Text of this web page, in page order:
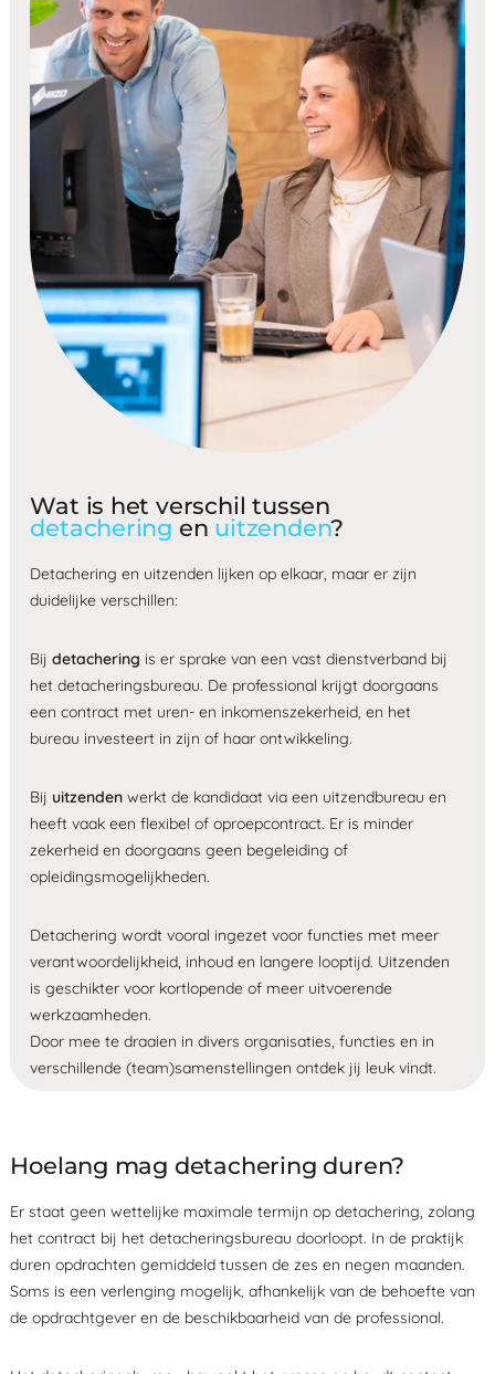
Wat is het verschil tussen
detachering en uitzenden?
Detachering en uitzenden lijken op elkaar, maar er zijn
duidelijke verschillen:
Bijdetachering is er sprake van een vast dienstverband bij
het detacheringsbureau. De professional krijgt doorgaans
een contract met uren- en inkomenszekerheid, en het
bureau investeert in zijn of haar ontwikkeling.
Bij uitzenden werkt de kandidaat via een uitzendbureau en
heeft vaak een flexibel of oproepcontract. Er is minder
zekerheid en doorgaans geen begeleiding of
opleidingsmogelijkheden.
Detachering wordt vooral ingezet voor functies met meer
verantwoordelijkheid, inhoud en langere looptijd. Uitzenden
is geschikter voor kortlopende of meer uitvoerende
werkzaamheden.
Door mee te draaien in divers organisaties, functies en in
verschillende (team)samenstellingen ontdek jij leuk vindt.
Hoelang mag detachering duren?
Er staat geen wettelijke maximale termijn op detachering, zolang
het contract bij het detacheringsbureau doorloopt. In de praktijk
duren opdrachten gemiddeld tussen de zes en negen maanden.
Soms is een verlenging mogelijk, afhankelijk van de behoefte van
de opdrachtgever en de beschikbaarheid van de professional.